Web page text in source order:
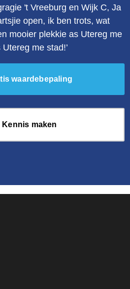
't Vreeburg en Wijk C, Ja
open, ik ben trots, wat
mooier plekkie as Utereg me
me stad!’
waardebepaling
Kennis maken